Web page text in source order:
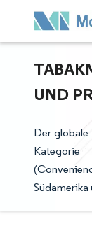
ND
Der
Südamerika